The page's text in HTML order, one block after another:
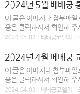
2024년 5월 베베궁
이 글은 이미지나 첨부파
용은 클릭하셔서 확인해 주
2024.05.02 | 베베궁코엘리 |
이 글은 이미지나 첨부파
용은 클릭하셔서 확인해 주
2024.04.03 | 베베궁코엘리 |